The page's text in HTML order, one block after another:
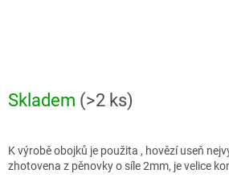
Skladem (>2 ks)
K výrobě obojků je použita , hovězí useň
zhotovena z pěnovky o síle 2mm, je velice